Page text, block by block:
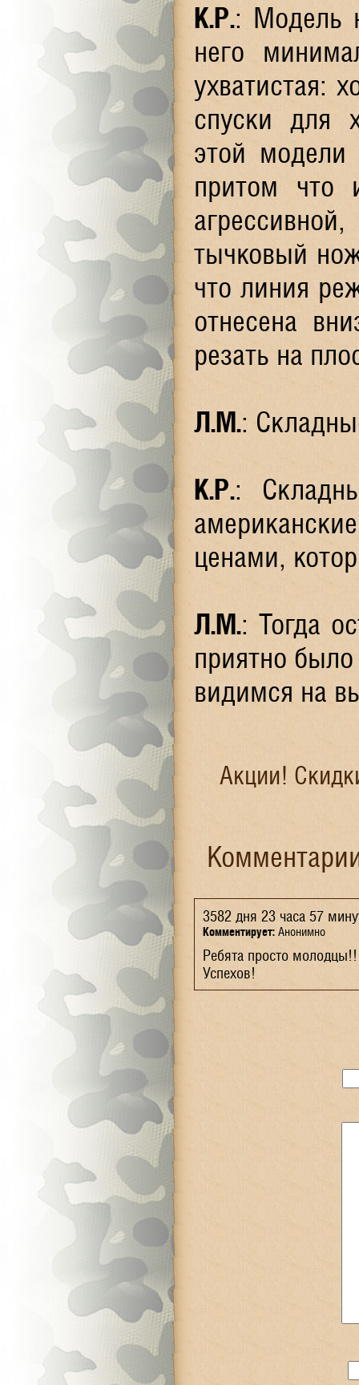
К.Р.: Модель
него
ухватистая:
спуски для
этой модели
притом что
тычковый
что линия
отнесена
резать на
Л.М.:
К.Р.:
ценами,
Л.М.: Тогда
приятно
видимся на
Акции!
3582 дня 23 часа 57
Комментирует: Анонимно
Ребята просто
Успехов!